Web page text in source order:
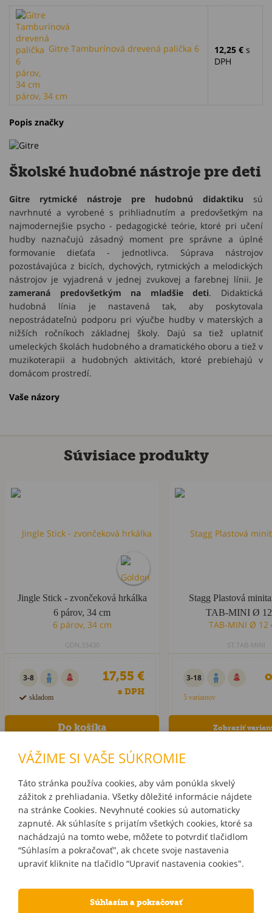
Gitre Tamburínová drevená palička 6
párov, 34 cm
12,25 € s
DPH
Popis značky
Školské hudobné nástroje pre deti
Gitre rytmické nástroje pre hudobnú didaktiku sú
navrhnuté a vyrobené s prihliadnutím a predovšetkým na
najmodernejšie psycho - pedagogické teórie, ktoré pri učení
hudby naznačujú zásadný moment pre správne a úplné
formovanie dieťaťa - jednotlivca. Súprava nástrojov
pozostávajúca z bicích, dychových, rytmických a melodických
nástrojov je vyjadrená v jednej zvukovej a farebnej línii. Je
zameraná predovšetkým na mladšie deti. Didaktická
hudobná línia je nastavená tak, aby poskytovala
nepostrádateľnú podporu pri výučbe hudby v materských a
nižších ročníkoch základnej školy. Dajú sa tiež uplatniť
umeleckých školách hudobného a dramatického oboru a tiež v
muzikoterapii a hudobných aktivitách, ktoré prebiehajú v
domácom prostredí.
Vaše názory
Súvisiace produkty
Jingle Stick - zvončeková hrkálka
6 párov, 34 cm
GDN.33430
3-8
skladom
17,55 €
s DPH
Stagg Plastová
TAB-MINI Ø
ST.TAB-MINI
3-18
5 variantov
Zobraziť
INFORMÁCIE
MÔJ ÚČET
NOVINKY E-MAILOM
VÁŽIME SI VAŠE SÚKROMIE
Táto stránka používa cookies, aby vám ponúkla skvelý
zážitok z prehliadania. Všetky dôležité informácie nájdete
na stránke Cookies. Nevyhnuté cookies sú automaticky
zapnuté. Ak súhlasíte s prijatím všetkých cookies, ktoré sa
nachádzajú na tomto webe, môžete to potvrdiť tlačidlom
“Súhlasím a pokračovať", ak chcete svoje nastavenia
upraviť kliknite na tlačidlo “Upraviť nastavenia cookies".
Súhlasím a pokračovať